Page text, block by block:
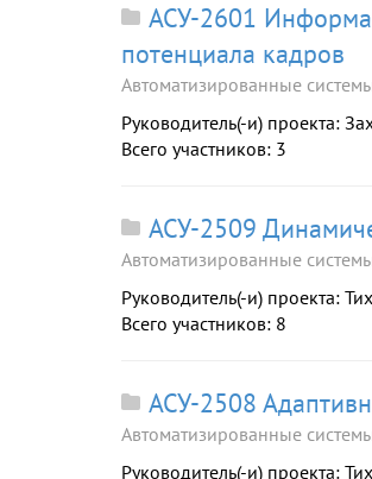
АСУ-2601
потенциала кадров
Автоматизированные
Руководитель(-и) проекта:
Всего участников: 3
АСУ-2509
Автоматизированные
Руководитель(-и) проекта:
Всего участников: 8
АСУ-2508
Автоматизированные
Руководитель(-и) проекта: